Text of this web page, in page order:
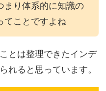
まり体系的に知識の
てことですよね
とは整理できたインデ
れると思っています。